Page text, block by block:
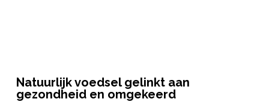
Natuurlijk voedsel gelinkt aan
gezondheid en omgekeerd